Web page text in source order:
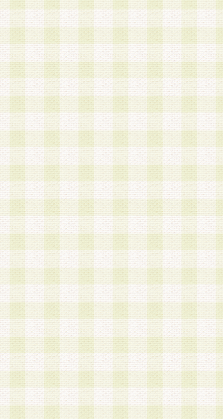
a.既に登録されている会員と同一のメールアドレ
録する場合
b.本サービスと同様のサービスを提供している企
業に従事していると思われる本人またはその家族
場合
c.その他当社が不適切と判断する場合
2.当社は、会員登録希望者を会員として承認する
した 場合、会員登録希望者による会員登録手続
による承認後の場合であっても、会員登録の取り
の抹消を、当社が適切と判 断する方法・手段に
とができるものとします。
3.会員登録希望者が18歳未満、成年被後見人、被
人 である場合は、親権者などの法定代理人の同
録を行うものとします。なお、義務教育学齢に該
者については、登録時に 当社が別途定める方法
権者による承認手続きを行うものとします。
第3条 会員の登録方法
1.会員登録手続きは、会員登録希望者本人が行う
る登録は一切認められないものとします。
2.会員登録希望者は、本規約に同意の後、当社指
画 面」において、当社が指定する必要事項を入
を行うものとします。当社は、会員登録を承認し
会員として本サービスを 受けるためのログイン
を付与します。
3.会員は、会員登録の際に申告する登録情報の全
いかなる虚偽の申告をも行ってはならないものと
4.会員は、複数のログインＩＤおよびパスワード
いものとします。